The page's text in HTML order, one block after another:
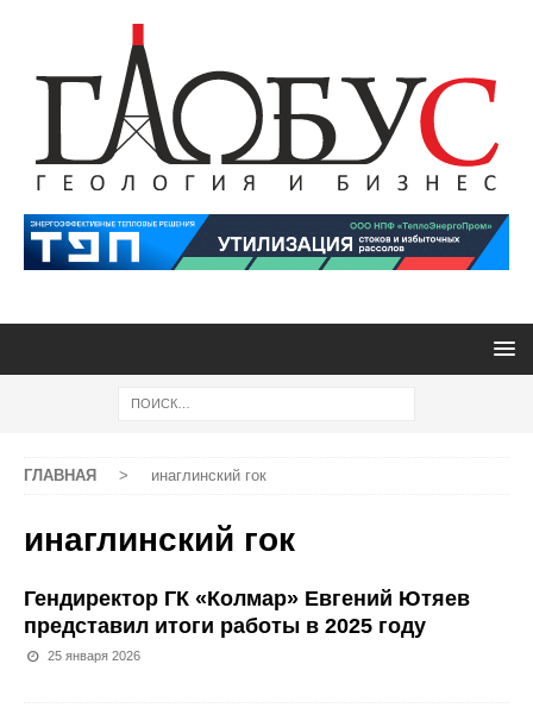
ГЛАВНАЯ > инаглинский гок
инаглинский гок
Гендиректор ГК «Колмар» Евгений Ютяев
представил итоги работы в 2025 году
25 января 2026